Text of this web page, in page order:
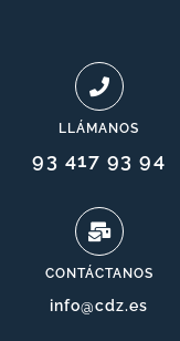
LLÁMANOS
93 417 93 94
CONTÁCTANOS
info@cdz.es